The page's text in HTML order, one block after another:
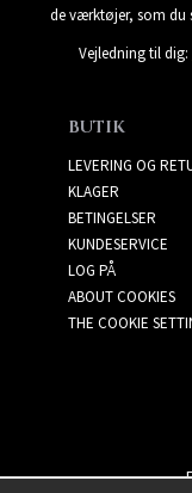
de værktøjer, som du
Vejledning til dig:
BUTIK
LEVERING OG
KLAGER
BETINGELSER
KUNDESERVICE
LOG PÅ
ABOUT COOKIES
THE COOKIE